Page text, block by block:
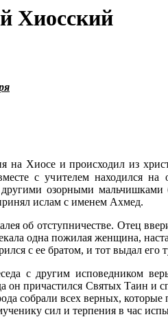
Хиосский
Хиосе и происходил из
с учителем находился на
озорными мальчишками
ислам с именем Ахмед.
об отступничестве. Отец
одна пожилая женщина,
с ее братом, и тот выдал его
с другим исповедником
он причастился Святых Таин и
собрали всех верных,
сил и терпения в час